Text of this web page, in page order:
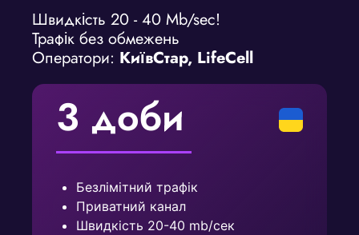
Швидкість 20 - 40 Mb/sec!
Трафік без обмежень
Оператори: КиївСтар, LifeCell
3 доби
Безлімітний трафік
Приватний канал
Швидкість 20-40 mb/сек